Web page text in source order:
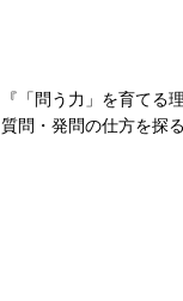
『「問う力」を育てる
質問・発問の仕方を探